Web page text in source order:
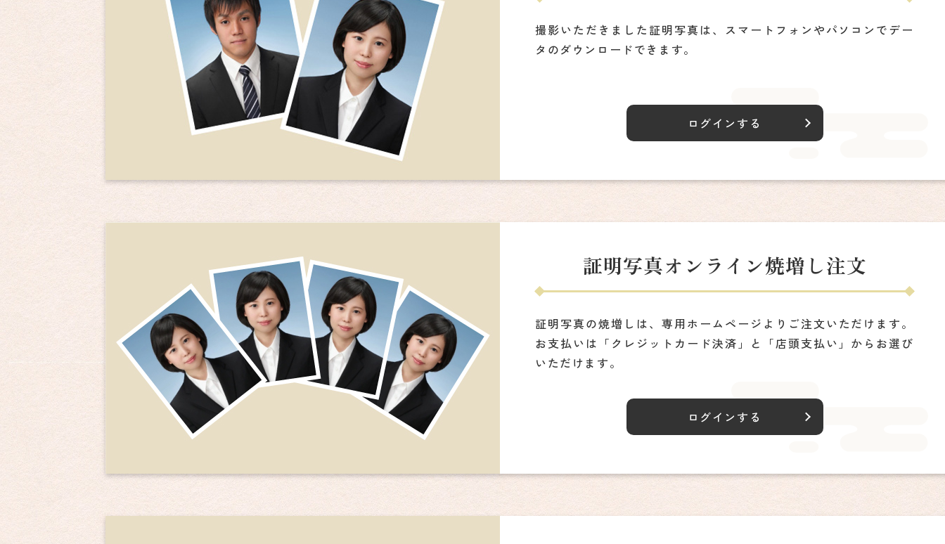
撮影いただきました証明写真は、スマートフォンやパソコンでデー
タのダウンロードできます。
ログインする
証明写真オンライン焼増し注文
証明写真の焼増しは、専用ホームページよりご注文いただけます。
お支払いは「クレジットカード決済」と「店頭支払い」からお選び
いただけます。
ログインする